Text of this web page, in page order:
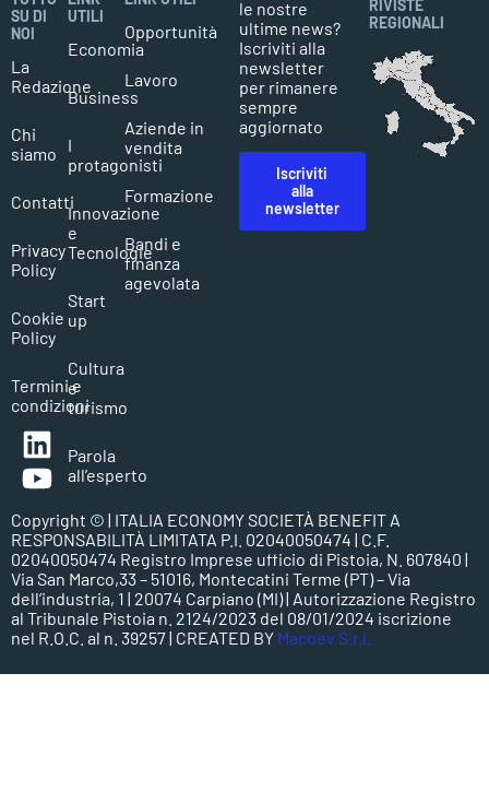
SU DI
NOI
La
Redazione
Chi
siamo
Contatti
Privacy
Policy
Cookie
Policy
Termini e
condizioni
UTILI
Economia
Business
I
protagonisti
Innovazione
e
Tecnologie
Start
up
Cultura
e
turismo
Parola
all’esperto
Opportunità
Lavoro
Aziende in
vendita
Formazione
Bandi e
finanza
agevolata
le nostre
ultime news?
Iscriviti alla
newsletter
per rimanere
sempre
aggiornato
Iscriviti
alla
newsletter
RIVISTE
REGIONALI
Copyright © | ITALIA ECONOMY SOCIETÀ BENEFIT A
RESPONSABILITÀ LIMITATA P.I. 02040050474 | C.F.
02040050474 Registro Imprese ufficio di Pistoia, N. 607840 |
Via San Marco,33 – 51016, Montecatini Terme (PT) – Via
dell’industria, 1 | 20074 Carpiano (MI) | Autorizzazione Registro
al Tribunale Pistoia n. 2124/2023 del 08/01/2024 iscrizione
nel R.O.C. al n. 39257 | CREATED BY Macoev S.r.l.